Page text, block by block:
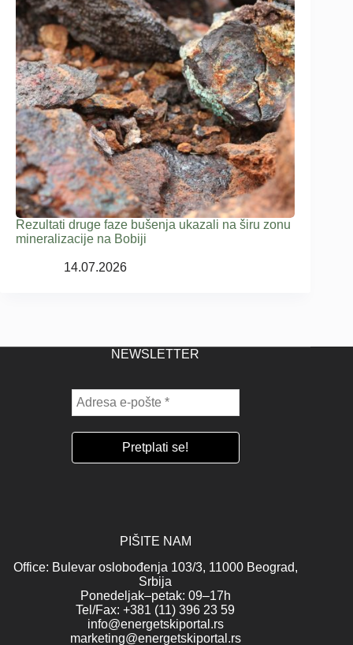
Rezultati druge faze bušenja ukazali na širu zonu
mineralizacije na Bobiji
14.07.2026
NEWSLETTER
PIŠITE NAM
Office: Bulevar oslobođenja 103/3, 11000 Beograd,
Srbija
Ponedeljak–petak: 09–17h
Tel/Fax: +381 (11) 396 23 59
info@energetskiportal.rs
marketing@energetskiportal.rs